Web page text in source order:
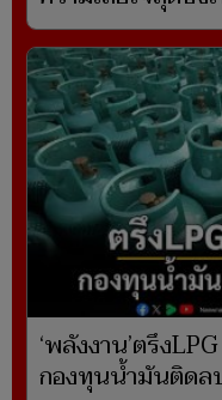
‘พลังงาน’ตรึง
กองทุนน้ำมันติดล